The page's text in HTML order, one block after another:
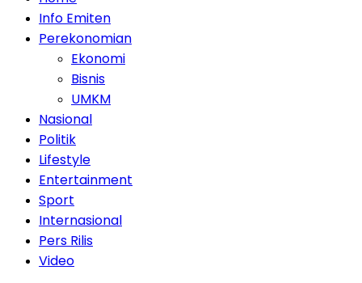
Info Emiten
Perekonomian
Ekonomi
Bisnis
UMKM
Nasional
Politik
Lifestyle
Entertainment
Sport
Internasional
Pers Rilis
Video